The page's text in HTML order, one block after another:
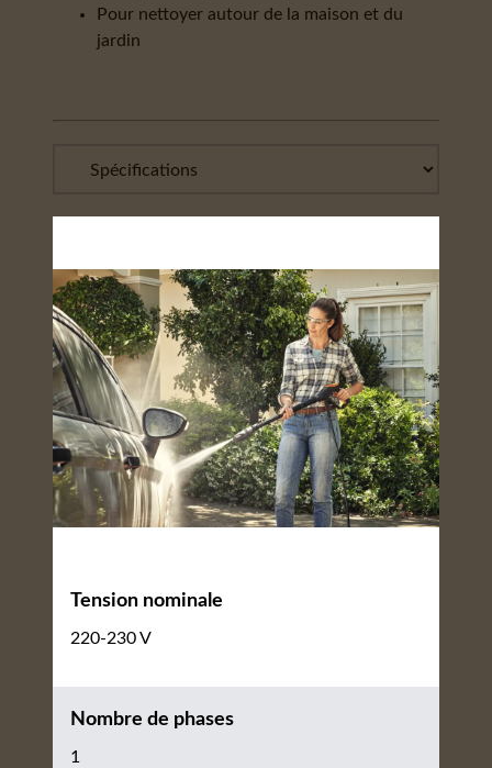
Pour nettoyer autour de la maison et du
jardin
Tension nominale
220-230 V
Nombre de phases
1